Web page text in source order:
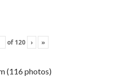
of 120 › »
(116 photos)